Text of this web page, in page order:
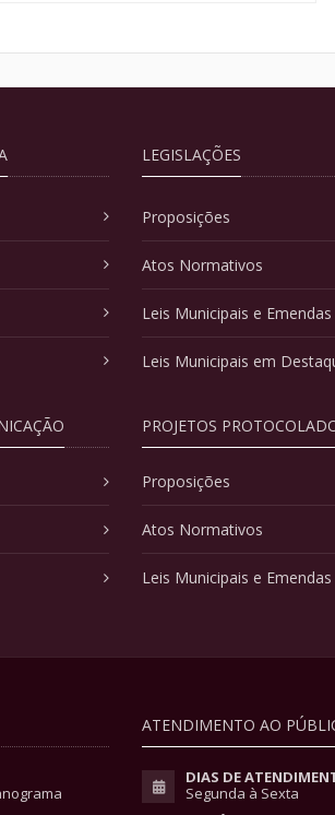
LEGISLAÇÕES
Proposições
Atos Normativos
Leis Municipais e Emendas
Leis Municipais em
PROJETOS
Proposições
Atos Normativos
Leis Municipais e Emendas
ATENDIMENTO AO
DIAS DE
Segunda à Sexta